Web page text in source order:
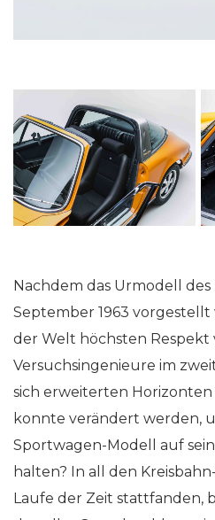
Nachdem das Urmodell
September 1963
der Welt höchsten Respekt
Versuchsingenieure im
sich erweiterten
konnte verändert werden,
Sportwagen-Modell auf
halten? In all den
Laufe der Zeit stattfanden,